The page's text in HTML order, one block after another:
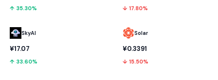
↑ 35.30%
SkyAI
¥17.07
↑ 33.60%
↓ 17.80%
Solar
¥0.3391
↓ 15.50%